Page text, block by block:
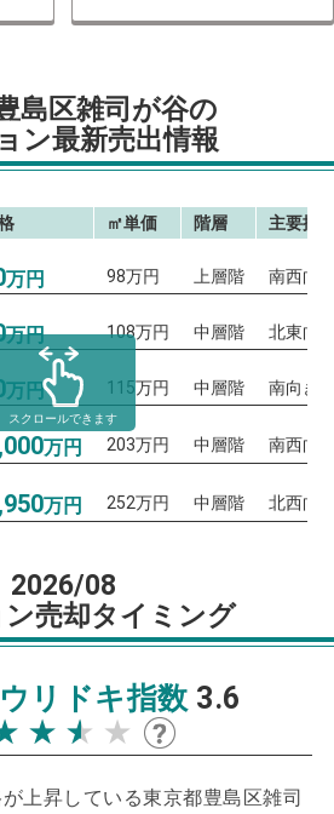
島区雑司が谷の
ン最新売出情報
㎡単価 階層 主要採
万円 98万円 上層階 南西向
万円 108万円 中層階 北東向
万円 115万円 中層階 南向き
万円 203万円 中層階 南西向
万円 252万円 中層階 北西向
スクロールできます
2026/08
売却タイミング
ウリドキ指数 3.6
上昇している東京都豊島区雑司